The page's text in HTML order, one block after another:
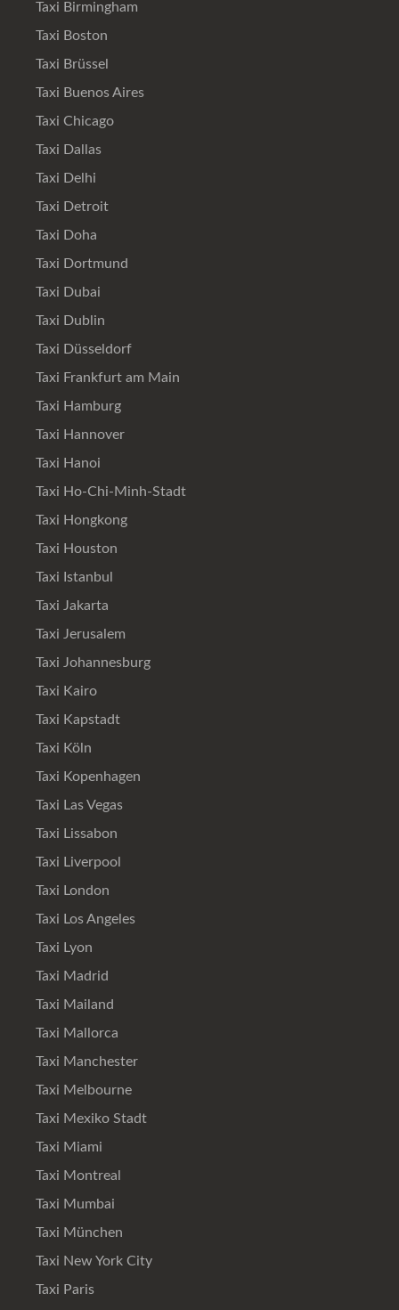
Taxi Birmingham
Taxi Boston
Taxi Brüssel
Taxi Buenos Aires
Taxi Chicago
Taxi Dallas
Taxi Delhi
Taxi Detroit
Taxi Doha
Taxi Dortmund
Taxi Dubai
Taxi Dublin
Taxi Düsseldorf
Taxi Frankfurt am Main
Taxi Hamburg
Taxi Hannover
Taxi Hanoi
Taxi Ho-Chi-Minh-Stadt
Taxi Hongkong
Taxi Houston
Taxi Istanbul
Taxi Jakarta
Taxi Jerusalem
Taxi Johannesburg
Taxi Kairo
Taxi Kapstadt
Taxi Köln
Taxi Kopenhagen
Taxi Las Vegas
Taxi Lissabon
Taxi Liverpool
Taxi London
Taxi Los Angeles
Taxi Lyon
Taxi Madrid
Taxi Mailand
Taxi Mallorca
Taxi Manchester
Taxi Melbourne
Taxi Mexiko Stadt
Taxi Miami
Taxi Montreal
Taxi Mumbai
Taxi München
Taxi New York City
Taxi Paris